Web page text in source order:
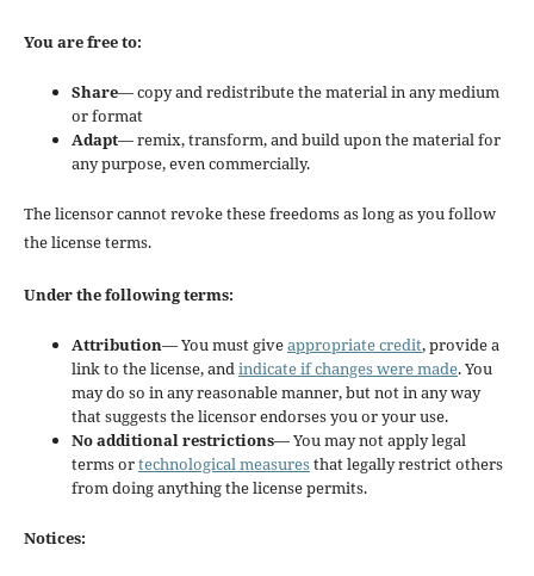
You are free to:
Share— copy and redistribute the material in any medium
or format
Adapt— remix, transform, and build upon the material for
any purpose, even commercially.
The licensor cannot revoke these freedoms as long as you follow
the license terms.
Under the following terms:
Attribution— You must giveappropriate credit, provide a
link to the license, andindicate if changes were made. You
may do so in any reasonable manner, but not in any way
that suggests the licensor endorses you or your use.
No additional restrictions— You may not apply legal
terms ortechnological measuresthat legally restrict others
from doing anything the license permits.
Notices: